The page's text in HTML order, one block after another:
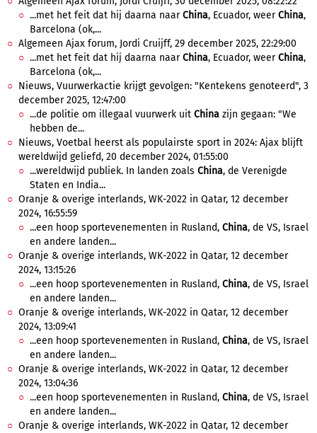
...met het feit dat hij daarna naarChina, Ecuador, weerChina,
Barcelona (ok,...
Algemeen Ajax forum, Jordi Cruijff, 29 december 2025, 22:29:00
...met het feit dat hij daarna naarChina, Ecuador, weerChina,
Barcelona (ok,...
Nieuws, Vuurwerkactie krijgt gevolgen: "Kentekens genoteerd", 3
december 2025, 12:47:00
...de politie om illegaal vuurwerk uit China zijn gegaan: "We
hebben de...
Nieuws, Voetbal heerst als populairste sport in 2024: Ajax blijft
wereldwijd geliefd, 20 december 2024, 01:55:00
...wereldwijd publiek. In landen zoals China, de Verenigde
Staten en India...
Oranje & overige interlands, WK-2022 in Qatar, 12 december
2024, 16:55:59
...een hoop sportevenementen in Rusland, China, de VS, Israel
en andere landen...
Oranje & overige interlands, WK-2022 in Qatar, 12 december
2024, 13:15:26
...een hoop sportevenementen in Rusland, China, de VS, Israel
en andere landen...
Oranje & overige interlands, WK-2022 in Qatar, 12 december
2024, 13:09:41
...een hoop sportevenementen in Rusland, China, de VS, Israel
en andere landen...
Oranje & overige interlands, WK-2022 in Qatar, 12 december
2024, 13:04:36
...een hoop sportevenementen in Rusland, China, de VS, Israel
en andere landen...
Oranje & overige interlands, WK-2022 in Qatar, 12 december